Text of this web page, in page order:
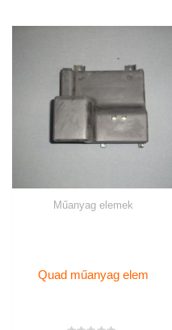
Műanyag elemek
Quad műanyag elem